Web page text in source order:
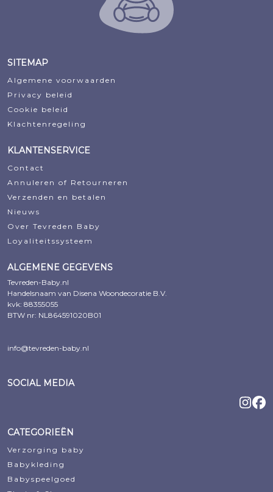
SITEMAP
Algemene voorwaarden
Privacy beleid
Cookie beleid
Klachtenregeling
KLANTENSERVICE
Contact
Annuleren of Retourneren
Verzenden en betalen
Nieuws
Over Tevreden Baby
Loyaliteitssysteem
ALGEMENE GEGEVENS
Tevreden-Baby.nl
Handelsnaam van Disena Woondecoratie B.V.
kvk: 88355055
BTW nr: NL864591020B01
info@tevreden-baby.nl
SOCIAL MEDIA
CATEGORIEËN
Verzorging baby
Babykleding
Babyspeelgoed